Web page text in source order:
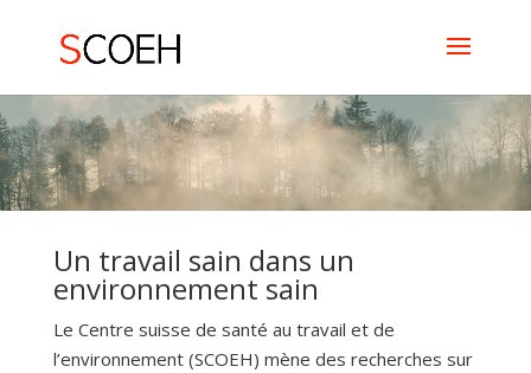
Un travail sain dans un
environnement sain
Le Centre suisse de santé au travail et de
l’environnement (SCOEH) mène des recherches sur